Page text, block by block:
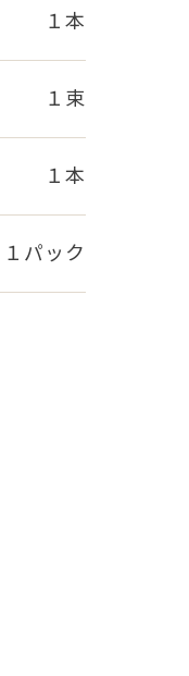
１本
１束
１本
１パック